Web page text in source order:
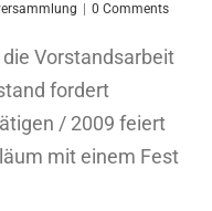
0 Comments
Vorstandsarbeit
fordert
/ 2009 feiert
mit einem Fest